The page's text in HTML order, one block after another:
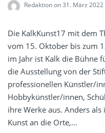
Redaktionon 31. März 2022
Die KalkKunst17 mit dem
vom 15. Oktober bis zum
im Jahr ist Kalk die Bühne
die Ausstellung von der
professionellen Künstler/
Hobbykünstler/innen,
ihre Werke aus. Anders
Kunst an die Orte,…